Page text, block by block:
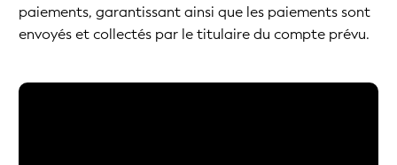
paiements, garantissant ainsi que les paiements sont
envoyés et collectés par le titulaire du compte prévu.